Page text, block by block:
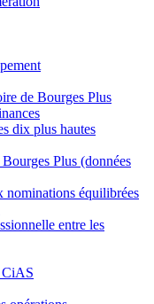
de Bourges Plus
dix plus hautes
Plus (données
nominations équilibrées
entre les
CiAS